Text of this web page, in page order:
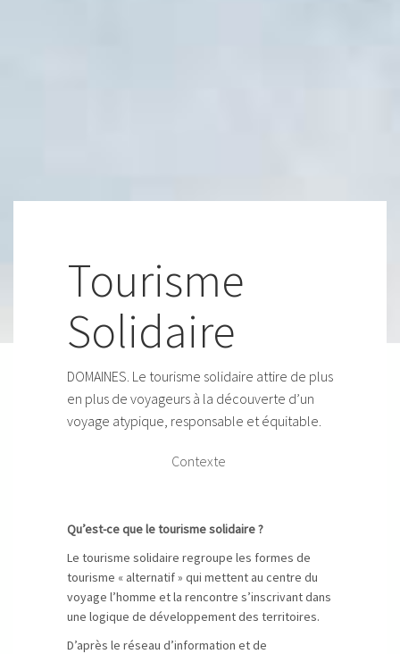
Tourisme
Solidaire
DOMAINES. Le tourisme solidaire attire de plus
en plus de voyageurs à la découverte d’un
voyage atypique, responsable et équitable.
Contexte
Qu’est-ce que le tourisme solidaire ?
Le tourisme solidaire regroupe les formes de
tourisme « alternatif » qui mettent au centre du
voyage l’homme et la rencontre s’inscrivant dans
une logique de développement des territoires.
D’après le réseau d’information et de